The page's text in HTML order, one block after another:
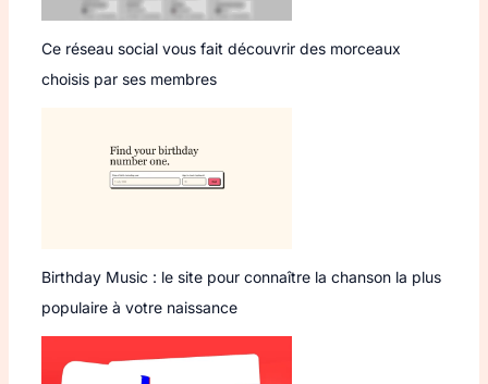
Ce réseau social vous fait découvrir des morceaux
choisis par ses membres
Birthday Music : le site pour connaître la chanson la plus
populaire à votre naissance